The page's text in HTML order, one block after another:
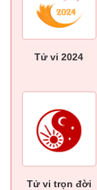
Tử vi 2024
Tử vi trọn đời